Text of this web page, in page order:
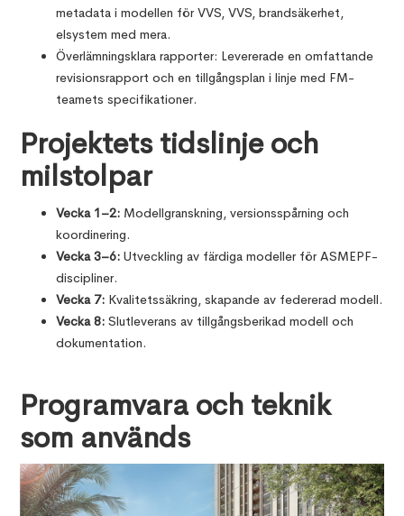
metadata i modellen för VVS, VVS, brandsäkerhet,
elsystem med mera.
Överlämningsklara rapporter: Levererade en omfattande
revisionsrapport och en tillgångsplan i linje med FM-
teamets specifikationer.
Projektets tidslinje och
milstolpar
Vecka 1–2: Modellgranskning, versionsspårning och
koordinering.
Vecka 3–6: Utveckling av färdiga modeller för ASMEPF-
discipliner.
Vecka 7: Kvalitetssäkring, skapande av federerad modell.
Vecka 8: Slutleverans av tillgångsberikad modell och
dokumentation.
Programvara och teknik
som används